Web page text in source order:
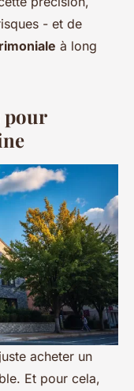
- et de
à long
pour
acheter un
Et pour cela,